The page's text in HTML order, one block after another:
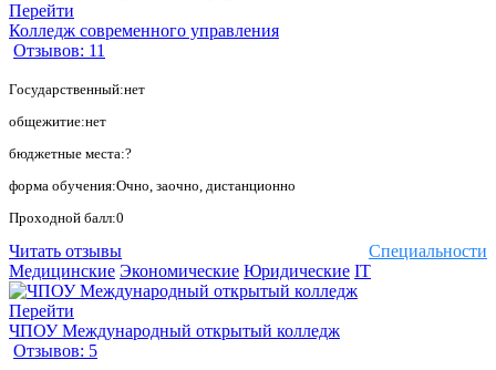
Перейти
Колледж современного управления
Отзывов: 11
Государственный:нет
общежитие:нет
бюджетные места:?
форма обучения:Очно, заочно, дистанционно
Проходной балл:0
Специальности
Читать отзывы
Медицинские Экономические Юридические IT
Перейти
ЧПОУ Международный открытый колледж
Отзывов: 5